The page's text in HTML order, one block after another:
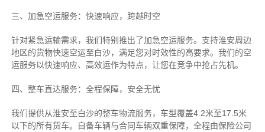
三、加急空运服务：快速响应，跨越时空
针对紧急运输需求，我们特别推出了加急空运服务。支持淮安周边
地区的货物快速空运至白沙，满足您对时效性的高要求。我们的空
运服务以快速响应、高效运作为特点，让您在竞争中抢占先机。
四、整车直达服务：全程保障，安全无忧
我们提供从淮安至白沙的整车物流服务，车型覆盖4.2米至17.5米
以下的所有货车。自备车辆与合同车辆双重保障，全程由保险公司